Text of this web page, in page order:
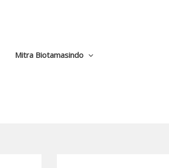
Mitra Biotamasindo